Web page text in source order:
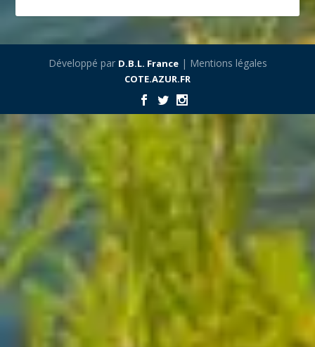
Développé par D.B.L. France| Mentions légales
COTE.AZUR.FR